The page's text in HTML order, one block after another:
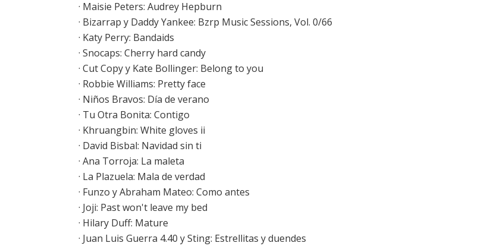
· Maisie Peters: Audrey Hepburn
· Bizarrap y Daddy Yankee: Bzrp Music Sessions, Vol. 0/66
· Katy Perry: Bandaids
· Snocaps: Cherry hard candy
· Cut Copy y Kate Bollinger: Belong to you
· Robbie Williams: Pretty face
· Niños Bravos: Día de verano
· Tu Otra Bonita: Contigo
· Khruangbin: White gloves ii
· David Bisbal: Navidad sin ti
· Ana Torroja: La maleta
· La Plazuela: Mala de verdad
· Funzo y Abraham Mateo: Como antes
· Joji: Past won't leave my bed
· Hilary Duff: Mature
· Juan Luis Guerra 4.40 y Sting: Estrellitas y duendes